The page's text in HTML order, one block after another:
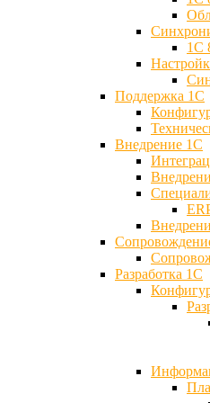
1С
Поддержка 1С
Внедрение 1С
Разработка 1C